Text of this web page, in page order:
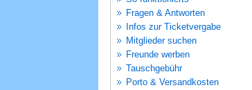
Fragen & Antworten
Infos zur Ticketvergabe
Mitglieder suchen
Freunde werben
Tauschgebühr
Porto & Versandkosten